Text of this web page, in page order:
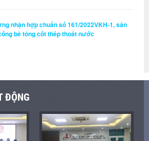
nhận hợp chuẩn số 161/2022VKH-1, sản
bê tông cốt thép thoát nước
ĐỘNG